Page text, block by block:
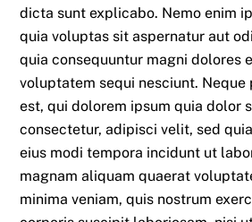
dicta sunt explicabo. Nemo enim
quia voluptas sit aspernatur aut
quia consequuntur magni dolores
voluptatem sequi nesciunt. Neque
est, qui dolorem ipsum quia dolor
consectetur, adipisci velit, sed
eius modi tempora incidunt ut
magnam aliquam quaerat
minima veniam, quis nostrum